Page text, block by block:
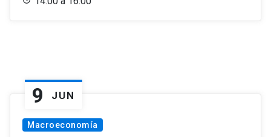
9 JUN
Macroeconomía